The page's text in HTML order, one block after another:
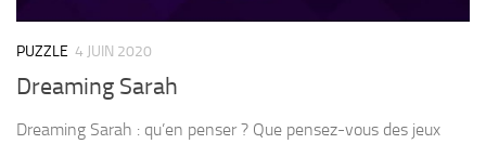
PUZZLE 4 JUIN 2020
Dreaming Sarah
Dreaming Sarah : qu’en penser ? Que pensez-vous des jeux